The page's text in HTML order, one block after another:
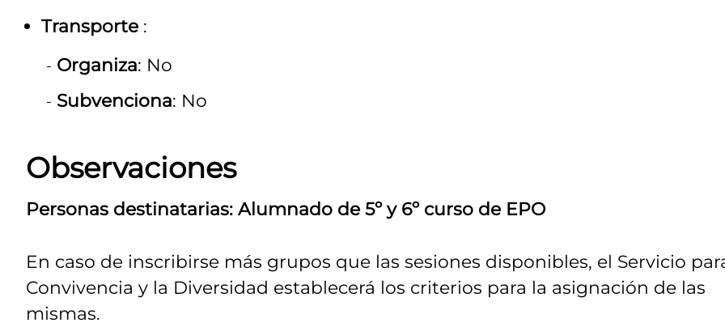
Transporte :
Organiza: No
Subvenciona: No
Observaciones
Personas destinatarias: Alumnado de 5º y 6º curso de EPO
En caso de inscribirse más grupos que las sesiones disponibles, el Servicio
Convivencia y la Diversidad establecerá los criterios para la asignación de las
mismas.